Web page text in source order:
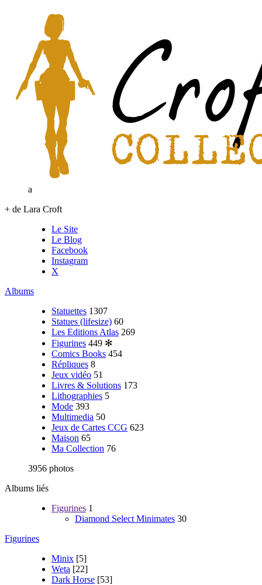
a
+ de Lara Croft
Le Site
Le Blog
Facebook
Instagram
X
Albums
Statuettes 1307
Statues (lifesize) 60
Les Editions Atlas 269
Figurines 449 ✻
Comics Books 454
Répliques 8
Jeux vidéo 51
Livres & Solutions 173
Lithographies 5
Mode 393
Multimedia 50
Jeux de Cartes CCG 623
Maison 65
Ma Collection 76
3956 photos
Albums liés
Figurines 1
Diamond Select Minimates 30
Figurines
Minix [5]
Weta [22]
Dark Horse [53]